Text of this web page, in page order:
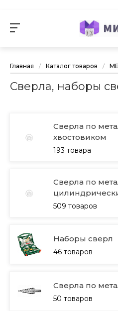
Главная / Каталог товаров /
Сверла, наборы
Сверла по
хвостовиком
193 товара
Сверла по
509 товаров
Наборы сверл
46 товаров
Сверла по
50 товаров